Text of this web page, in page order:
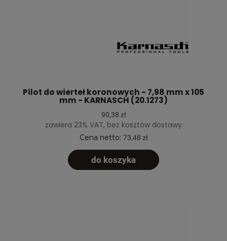
Pilot do wierteł koronowych - 7,98 mm x 105
mm - KARNASCH (20.1273)
90,38 zł
zawiera 23% VAT, bez kosztów dostawy
Cena netto: 73,48 zł
do koszyka